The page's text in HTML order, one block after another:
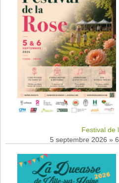
Festival de
5 septembre 2026 »